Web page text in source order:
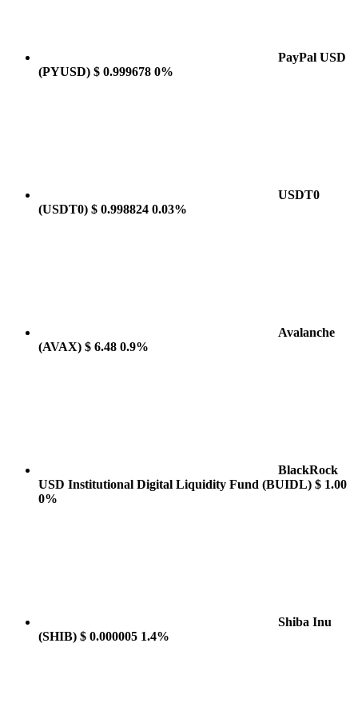
PayPal USD
(PYUSD) $ 0.999678 0%
USDT0
(USDT0) $ 0.998824 0.03%
Avalanche
(AVAX) $ 6.48 0.9%
BlackRock
USD Institutional Digital Liquidity Fund (BUIDL) $ 1.00
0%
Shiba Inu
(SHIB) $ 0.000005 1.4%